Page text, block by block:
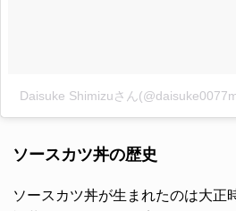
Daisuke Shimizuさん
ソースカツ丼の歴史
ソースカツ丼が生まれたのは大正